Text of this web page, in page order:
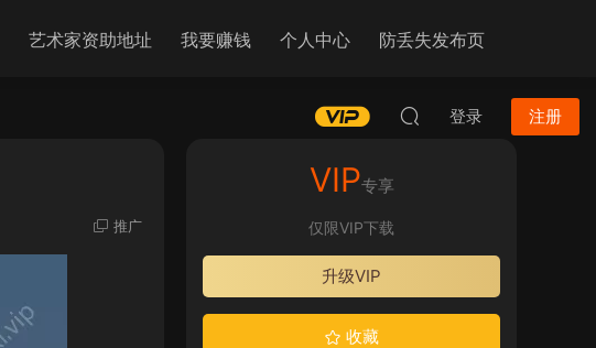
艺术家资助地址 我要赚钱 个人中心 防丢失发布页
登录 注册
推广
VIP专享
仅限VIP下载
升级VIP
收藏